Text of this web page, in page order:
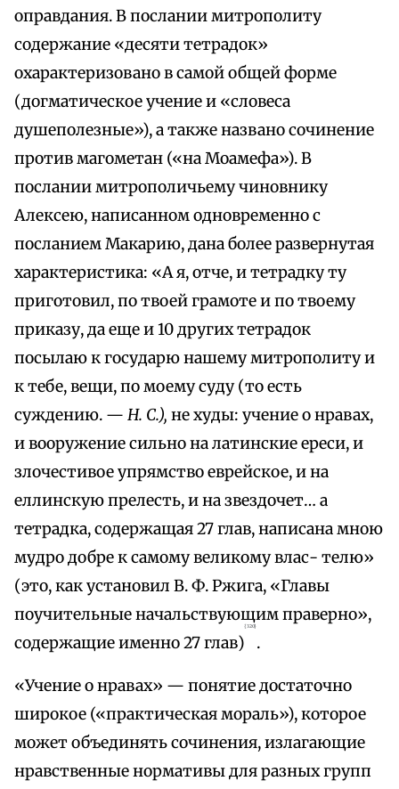
оправдания. В послании митрополиту
содержание «десяти тетрадок»
охарактеризовано в самой общей форме
(догматическое учение и «словеса
душеполезные»), а также названо сочинение
против магометан («на Моамефа»). В
послании митрополичьему чиновнику
Алексею, написанном одновременно с
посланием Макарию, дана более развернутая
характеристика: «А я, отче, и тетрадку ту
приготовил, по твоей грамоте и по твоему
приказу, да еще и 10 других тетрадок
посылаю к государю нашему митрополиту и
к тебе, вещи, по моему суду (то есть
суждению. — Н. С.), не худы: учение о нравах,
и вооружение сильно на латинские ереси, и
злочестивое упрямство еврейское, и на
еллинскую прелесть, и на звездочет… а
тетрадка, содержащая 27 глав, написана мною
мудро добре к самому великому влас- телю»
(это, как установил В. Ф. Ржига, «Главы
поучительные начальствующим праверно»,
содержащие именно 27 глав)
{320}
.
«Учение о нравах» — понятие достаточно
широкое («практическая мораль»), которое
может объединять сочинения, излагающие
нравственные нормативы для разных групп